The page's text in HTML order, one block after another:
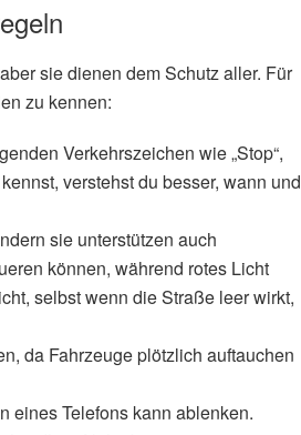
sie dienen dem Schutz aller. Für
zu kennen:
Verkehrszeichen wie „Stop“,
verstehst du besser, wann und
sie unterstützen auch
können, während rotes Licht
selbst wenn die Straße leer wirkt,
da Fahrzeuge plötzlich auftauchen
eines Telefons kann ablenken.